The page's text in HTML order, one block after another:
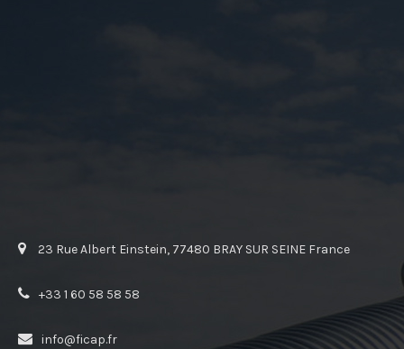
23 Rue Albert Einstein, 77480 BRAY SUR SEINE France
+33 1 60 58 58 58
info@ficap.fr